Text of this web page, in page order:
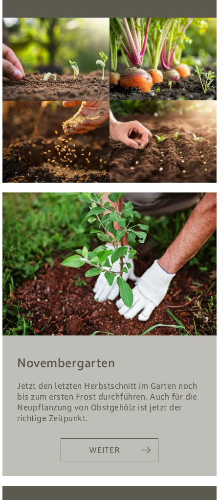
Novembergarten
Jetzt den letzten Herbstschnitt im Garten noch
bis zum ersten Frost durchführen. Auch für die
Neupflanzung von Obstgehölz ist jetzt der
richtige Zeitpunkt.
WEITER